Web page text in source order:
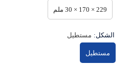
229 × 170 × 30 ملم
الشكل: مستطيل
مستطيل